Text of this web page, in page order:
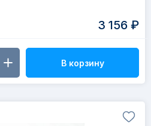
3 156 ₽
В корзину